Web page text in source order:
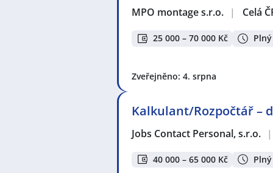
Mezi nejoblíbenější lokality pro
Zvyšte si šanci v nalezení nového
seznam pracovních nabídek,
MPO montage s.r.o. | Celá
25 000 – 70 000 Kč
Zveřejněno: 4. srpna
Kalkulant/Rozpočtář –
Jobs Contact Personal, s.r.o. |
40 000 – 65 000 Kč